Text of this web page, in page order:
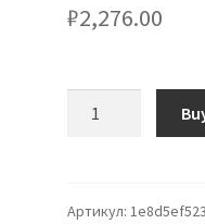
₽2,276.00
protezione
Артикул: